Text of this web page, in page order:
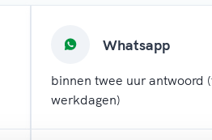
Whatsapp
binnen twee uur antwoord
werkdagen)